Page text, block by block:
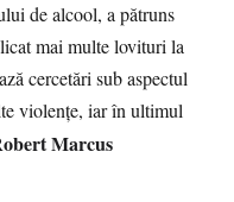
de alcool, a pătruns
mai multe lovituri la
cercetări sub aspectul
violenţe, iar în ultimul
Marcus